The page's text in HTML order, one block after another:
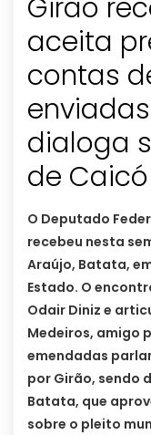
Girão
aceita
contas
dialoga
de Caicó
O Deputado
recebeu nesta
Araújo, Batata,
Estado. O
Odair Diniz e
Medeiros, amigo
emendadas
por Girão, sendo
Batata, que
sobre o pleito